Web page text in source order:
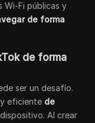
Wi-Fi públicas y
de forma
de forma
ser un desafío.
eficiente de
Al crear